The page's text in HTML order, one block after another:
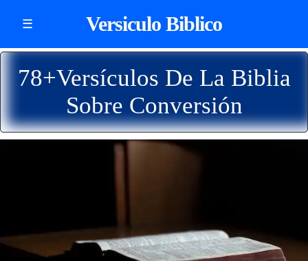
☰ Versiculo Biblico
78+Versículos De La Biblia
Sobre Conversión